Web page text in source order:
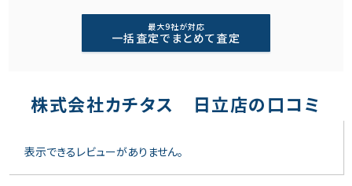
最大9社が対応
一括査定でまとめて査定
株式会社カチタス 日立店の口コミ
表示できるレビューがありません。